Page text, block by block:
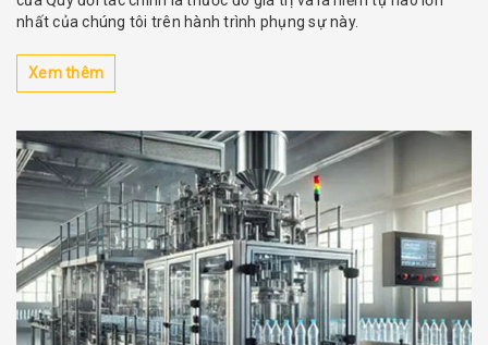
nhất của chúng tôi trên hành trình phụng sự này.
Xem thêm